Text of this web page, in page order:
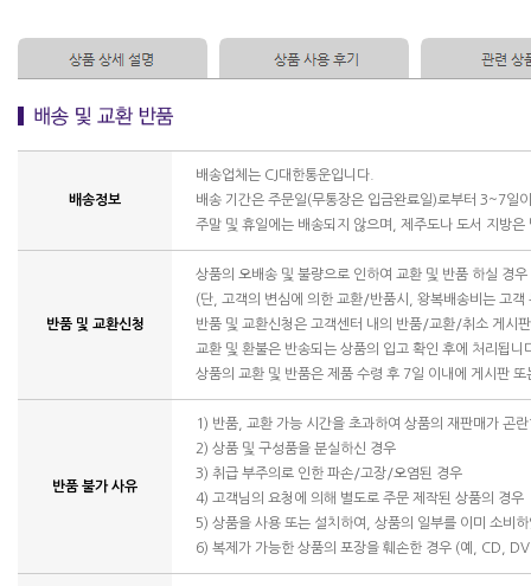
배송정보
배송업체는 CJ대한통운입니다.
배송 기간은 주문일(무통장은 입금완료일)로부터 3~7일
주말 및 휴일에는 배송되지 않으며, 제주도나 도서 지방은
반품 및 교환신청
상품의 오배송 및 불량으로 인하여 교환 및 반품 하실 경
(단, 고객의 변심에 의한 교환/반품시, 왕복배송비는 고객
반품 및 교환신청은 고객센터 내의 반품/교환/취소 게시
교환 및 환불은 반송되는 상품의 입고 확인 후에 처리됩니
상품의 교환 및 반품은 제품 수령 후 7일 이내에 게시판
반품 불가 사유
1) 반품, 교환 가능 시간을 초과하여 상품의 재판매가 곤
2) 상품 및 구성품을 분실하신 경우
3) 취급 부주의로 인한 파손/고장/오염된 경우
4) 고객님의 요청에 의해 별도로 주문 제작된 상품의 경우
5) 상품을 사용 또는 설치하여, 상품의 일부를 이미 소비
6) 복제가 가능한 상품의 포장을 훼손한 경우 (예, CD,